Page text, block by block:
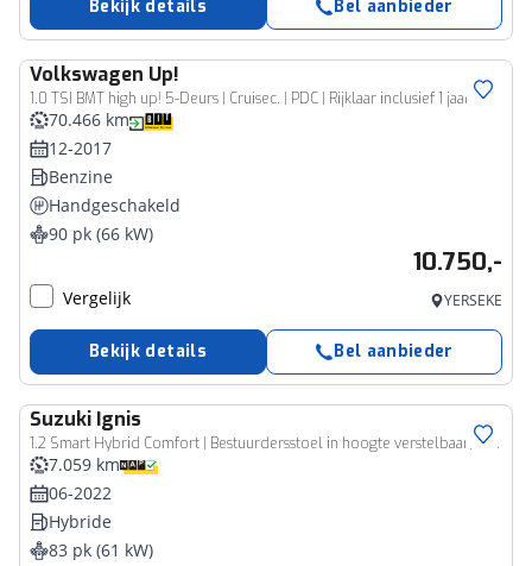
Bekijk details Bel aanbieder
Volkswagen Up!
1.0 TSI BMT high up! 5-Deurs | Cruisec. | PDC | Rijklaar inclusief 1 jaar BOVAG garantie!
70.466 km
12-2017
Benzine
Handgeschakeld
90 pk (66 kW)
10.750,-
Vergelijk YERSEKE
Bekijk details Bel aanbieder
Suzuki Ignis
1.2 Smart Hybrid Comfort | Bestuurdersstoel in hoogte verstelbaar| Airco|
7.059 km
06-2022
Hybride
83 pk (61 kW)